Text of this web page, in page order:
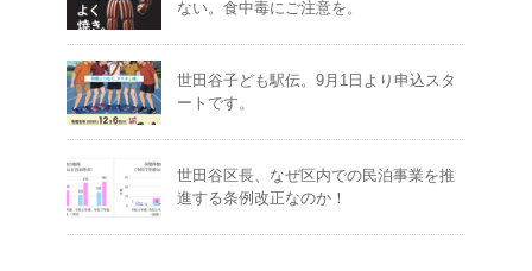
ない。食中毒にご注意を。
世田谷子ども駅伝。9月1日より申込スタ
ートです。
世田谷区長、なぜ区内での民泊事業を推
進する条例改正なのか！